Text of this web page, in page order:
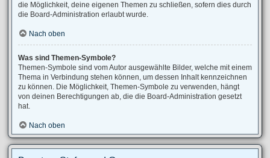
die Möglichkeit, deine eigenen Themen zu schließen, sofern dies durch
die Board-Administration erlaubt wurde.
Nach oben
Was sind Themen-Symbole?
Themen-Symbole sind vom Autor ausgewählte Bilder, welche mit einem
Thema in Verbindung stehen können, um dessen Inhalt kennzeichnen
zu können. Die Möglichkeit, Themen-Symbole zu verwenden, hängt
von deinen Berechtigungen ab, die die Board-Administration gesetzt
hat.
Nach oben